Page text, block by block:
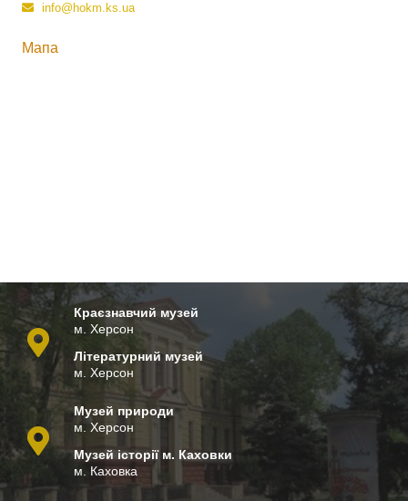
info@hokm.ks.ua
Мапа
Краєзнавчий музей
м. Херсон
Літературний музей
м. Херсон
Музей природи
м. Херсон
Музей історії м. Каховки
м. Каховка